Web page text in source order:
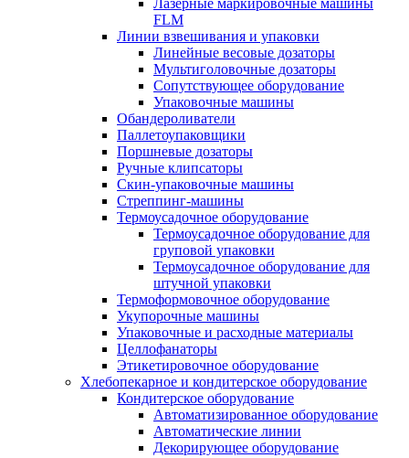
FLM
Линии взвешивания и упаковки
Линейные весовые дозаторы
Мультиголовочные дозаторы
Сопутствующее оборудование
Упаковочные машины
Обандероливатели
Паллетоупаковщики
Поршневые дозаторы
Ручные клипсаторы
Скин-упаковочные машины
Стреппинг-машины
Термоусадочное оборудование
Термоусадочное оборудование для
груповой упаковки
Термоусадочное оборудование для
штучной упаковки
Термоформовочное оборудование
Укупорочные машины
Упаковочные и расходные материалы
Целлофанаторы
Этикетировочное оборудование
Хлебопекарное и кондитерское оборудование
Кондитерское оборудование
Автоматизированное оборудование
Автоматические линии
Декорирующее оборудование